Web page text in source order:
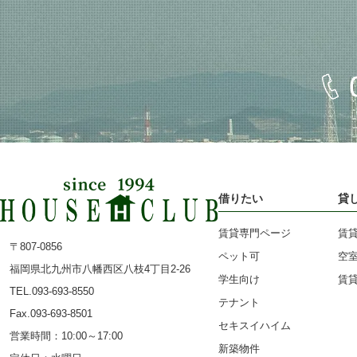
〒807-0856
福岡県北九州市八幡西区八枝4丁目2-26
TEL.093-693-8550
Fax.093-693-8501
営業時間：10:00～17:00
借りたい
賃貸専門ページ
ペット可
学生向け
テナント
セキスイハイム
新築物件
貸
賃
空
賃